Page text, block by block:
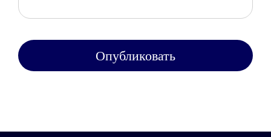
Опубликовать